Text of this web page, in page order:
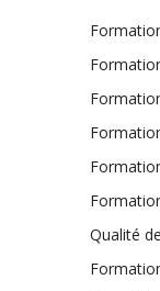
Qualité